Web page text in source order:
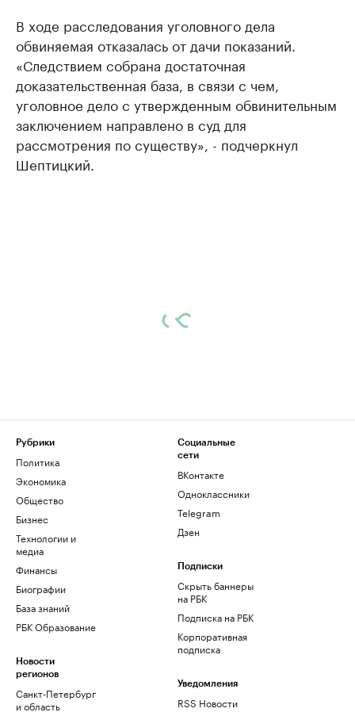
В ходе расследования уголовного дела
обвиняемая отказалась от дачи показаний.
«Следствием собрана достаточная
доказательственная база, в связи с чем,
уголовное дело с утвержденным обвинительным
заключением направлено в суд для
рассмотрения по существу», - подчеркнул
Шептицкий.
Рубрики
Политика
Экономика
Общество
Бизнес
Технологии и
медиа
Финансы
Биографии
База знаний
РБК Образование
Новости
регионов
Санкт-Петербург
и область
Социальные
сети
ВКонтакте
Одноклассники
Telegram
Дзен
Подписки
Скрыть баннеры
на РБК
Подписка на РБК
Корпоративная
подписка
Уведомления
RSS Новости